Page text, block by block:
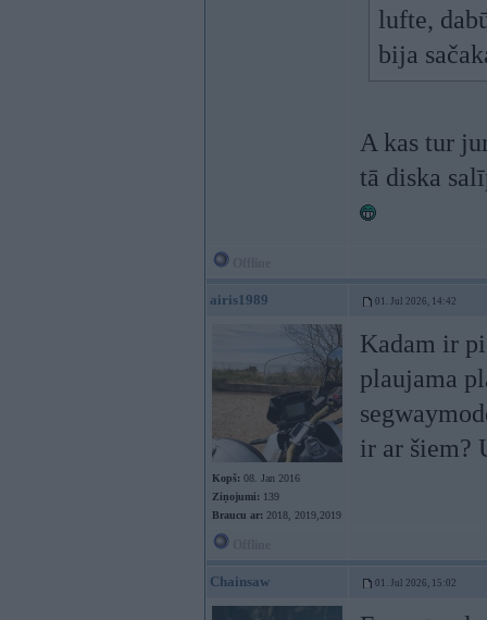
lufte,
bija
A kas tur
tā diska
airis1989 01. Jul 2026, 14:42
Kopš: 08. Jan 2016
Ziņojumi: 139
Braucu ar: 2018, 2019,2019
Kadam ir
plaujama
ir ar šiem?
Chainsaw 01. Jul 2026, 15:02